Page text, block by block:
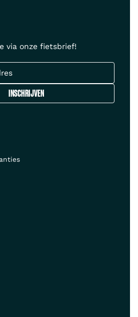
via onze fietsbrief!